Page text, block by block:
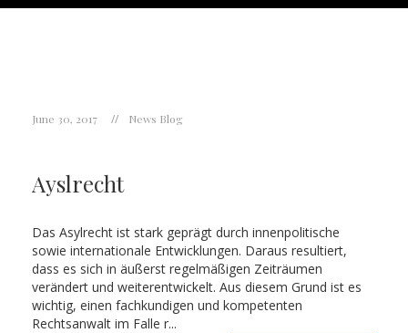
June 30, 2017 News Blog
Ayslrecht
Das Asylrecht ist stark geprägt durch innenpolitische
sowie internationale Entwicklungen. Daraus resultiert,
dass es sich in äußerst regelmäßigen Zeiträumen
verändert und weiterentwickelt. Aus diesem Grund ist es
wichtig, einen fachkundigen und kompetenten
Rechtsanwalt im Falle r...